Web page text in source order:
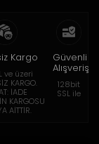
Kargo
ve üzeri
KARGO.
İADE
KARGOSU
AİTTİR.
Güvenli
Alışveriş
128bit
SSL ile